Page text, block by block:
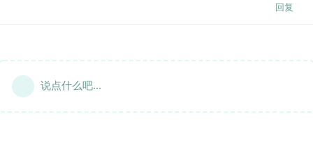
回复
说点什么吧...